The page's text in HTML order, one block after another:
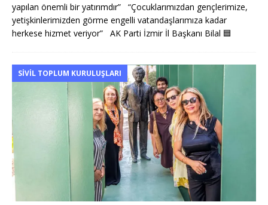
yapılan önemli bir yatırımdır” “Çocuklarımızdan gençlerimize,
yetişkinlerimizden görme engelli vatandaşlarımıza kadar
herkese hizmet veriyor” AK Parti İzmir İl Başkanı Bilal 🟦
SIVIL TOPLUM KURULUŞLARI